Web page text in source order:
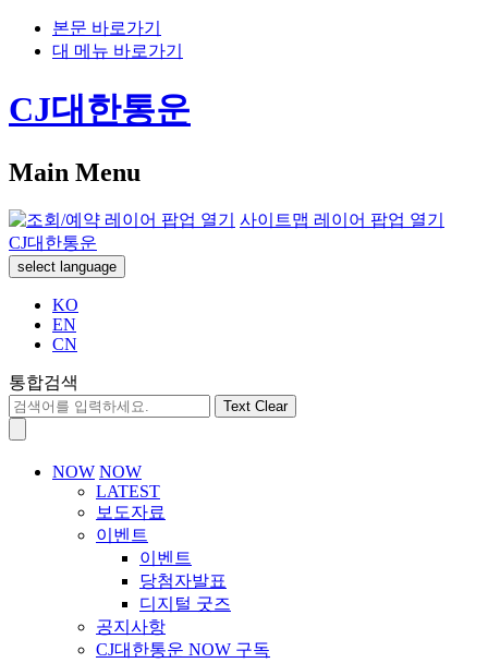
본문 바로가기
대 메뉴 바로가기
CJ대한통운
Main Menu
사이트맵 레이어 팝업 열기
CJ대한통운
select language
KO
EN
CN
통합검색
Text Clear
NOW NOW
LATEST
보도자료
이벤트
이벤트
당첨자발표
디지털 굿즈
공지사항
CJ대한통운 NOW 구독